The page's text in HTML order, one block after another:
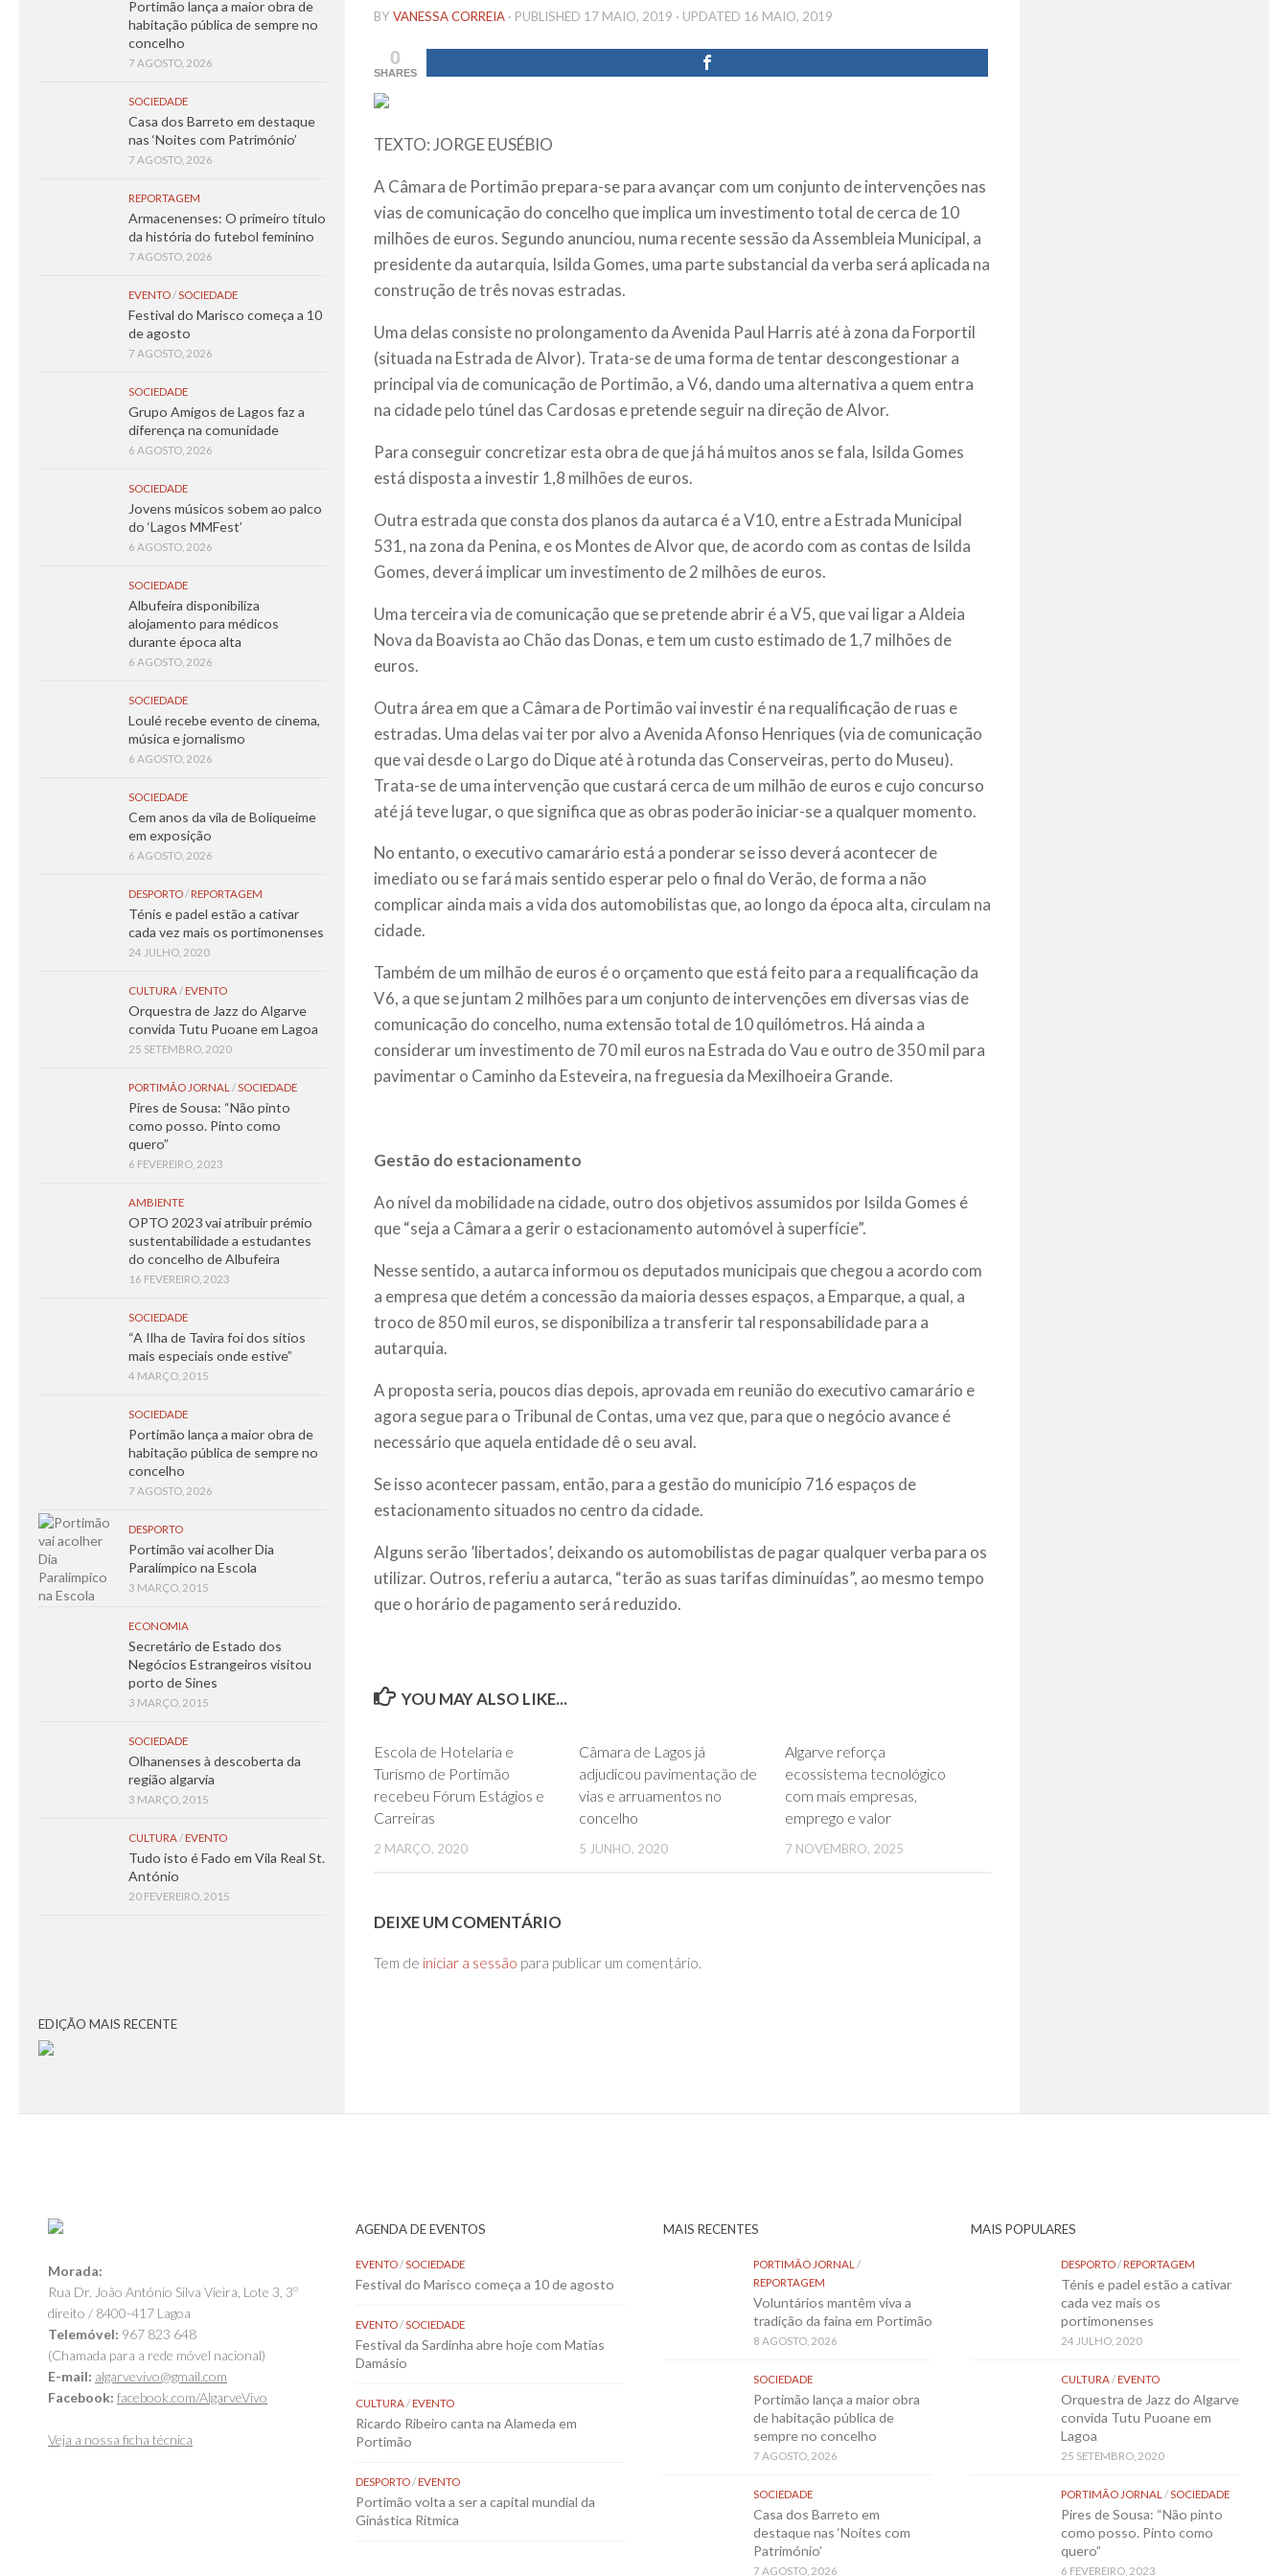
BY VANESSA CORREIA · PUBLISHED 17 MAIO, 2019 · UPDATED 16 MAIO, 2019
0
SHARES
TEXTO: JORGE EUSÉBIO
A Câmara de Portimão prepara-se para avançar com um conjunto de intervenções nas
vias de comunicação do concelho que implica um investimento total de cerca de 10
milhões de euros. Segundo anunciou, numa recente sessão da Assembleia Municipal, a
presidente da autarquia, Isilda Gomes, uma parte substancial da verba será aplicada na
construção de três novas estradas.
Uma delas consiste no prolongamento da Avenida Paul Harris até à zona da Forportil
(situada na Estrada de Alvor). Trata-se de uma forma de tentar descongestionar a
principal via de comunicação de Portimão, a V6, dando uma alternativa a quem entra
na cidade pelo túnel das Cardosas e pretende seguir na direção de Alvor.
Para conseguir concretizar esta obra de que já há muitos anos se fala, Isilda Gomes
está disposta a investir 1,8 milhões de euros.
Outra estrada que consta dos planos da autarca é a V10, entre a Estrada Municipal
531, na zona da Penina, e os Montes de Alvor que, de acordo com as contas de Isilda
Gomes, deverá implicar um investimento de 2 milhões de euros.
Uma terceira via de comunicação que se pretende abrir é a V5, que vai ligar a Aldeia
Nova da Boavista ao Chão das Donas, e tem um custo estimado de 1,7 milhões de
euros.
Outra área em que a Câmara de Portimão vai investir é na requalificação de ruas e
estradas. Uma delas vai ter por alvo a Avenida Afonso Henriques (via de comunicação
que vai desde o Largo do Dique até à rotunda das Conserveiras, perto do Museu).
Trata-se de uma intervenção que custará cerca de um milhão de euros e cujo concurso
até já teve lugar, o que significa que as obras poderão iniciar-se a qualquer momento.
No entanto, o executivo camarário está a ponderar se isso deverá acontecer de
imediato ou se fará mais sentido esperar pelo o final do Verão, de forma a não
complicar ainda mais a vida dos automobilistas que, ao longo da época alta, circulam na
cidade.
Também de um milhão de euros é o orçamento que está feito para a requalificação da
V6, a que se juntam 2 milhões para um conjunto de intervenções em diversas vias de
comunicação do concelho, numa extensão total de 10 quilómetros. Há ainda a
considerar um investimento de 70 mil euros na Estrada do Vau e outro de 350 mil para
pavimentar o Caminho da Esteveira, na freguesia da Mexilhoeira Grande.
Gestão do estacionamento
Ao nível da mobilidade na cidade, outro dos objetivos assumidos por Isilda Gomes é
que “seja a Câmara a gerir o estacionamento automóvel à superfície”.
Nesse sentido, a autarca informou os deputados municipais que chegou a acordo com
a empresa que detém a concessão da maioria desses espaços, a Emparque, a qual, a
troco de 850 mil euros, se disponibiliza a transferir tal responsabilidade para a
autarquia.
A proposta seria, poucos dias depois, aprovada em reunião do executivo camarário e
agora segue para o Tribunal de Contas, uma vez que, para que o negócio avance é
necessário que aquela entidade dê o seu aval.
Se isso acontecer passam, então, para a gestão do município 716 espaços de
estacionamento situados no centro da cidade.
Alguns serão ’libertados’, deixando os automobilistas de pagar qualquer verba para os
utilizar. Outros, referiu a autarca, “terão as suas tarifas diminuídas”, ao mesmo tempo
que o horário de pagamento será reduzido.
YOU MAY ALSO LIKE...
Escola de Hotelaria e
Turismo de Portimão
recebeu Fórum Estágios e
Carreiras
2 MARÇO, 2020
Câmara de Lagos já
adjudicou pavimentação de
vias e arruamentos no
concelho
5 JUNHO, 2020
Algarve reforça
ecossistema tecnológico
com mais empresas,
emprego e valor
7 NOVEMBRO, 2025
DEIXE UM COMENTÁRIO
Tem de iniciar a sessão para publicar um comentário.
Portimão lança a maior obra de
habitação pública de sempre no
concelho
7 AGOSTO, 2026
SOCIEDADE
Casa dos Barreto em destaque
nas ‘Noites com Património’
7 AGOSTO, 2026
REPORTAGEM
Armacenenses: O primeiro título
da história do futebol feminino
7 AGOSTO, 2026
EVENTO/SOCIEDADE
Festival do Marisco começa a 10
de agosto
7 AGOSTO, 2026
SOCIEDADE
Grupo Amigos de Lagos faz a
diferença na comunidade
6 AGOSTO, 2026
SOCIEDADE
Jovens músicos sobem ao palco
do ‘Lagos MMFest’
6 AGOSTO, 2026
SOCIEDADE
Albufeira disponibiliza
alojamento para médicos
durante época alta
6 AGOSTO, 2026
SOCIEDADE
Loulé recebe evento de cinema,
música e jornalismo
6 AGOSTO, 2026
SOCIEDADE
Cem anos da vila de Boliqueime
em exposição
6 AGOSTO, 2026
DESPORTO/ REPORTAGEM
Ténis e padel estão a cativar
cada vez mais os portimonenses
24 JULHO, 2020
CULTURA/ EVENTO
Orquestra de Jazz do Algarve
convida Tutu Puoane em Lagoa
25 SETEMBRO, 2020
PORTIMÃO JORNAL /SOCIEDADE
Pires de Sousa: “Não pinto
como posso. Pinto como
quero”
6 FEVEREIRO, 2023
AMBIENTE
OPTO 2023 vai atribuir prémio
sustentabilidade a estudantes
do concelho de Albufeira
16 FEVEREIRO, 2023
SOCIEDADE
“A Ilha de Tavira foi dos sítios
mais especiais onde estive”
4 MARÇO, 2015
SOCIEDADE
Portimão lança a maior obra de
habitação pública de sempre no
concelho
7 AGOSTO, 2026
DESPORTO
Portimão vai acolher Dia
Paralímpico na Escola
3 MARÇO, 2015
ECONOMIA
Secretário de Estado dos
Negócios Estrangeiros visitou
porto de Sines
3 MARÇO, 2015
SOCIEDADE
Olhanenses à descoberta da
região algarvia
3 MARÇO, 2015
CULTURA/ EVENTO
Tudo isto é Fado em Vila Real St.
António
20 FEVEREIRO, 2015
EDIÇÃO MAIS RECENTE
Morada:
Rua Dr. João António Silva Vieira, Lote 3, 3º
direito / 8400-417 Lagoa
Telemóvel: 967 823 648
(Chamada para a rede móvel nacional)
E-mail: algarvevivo@gmail.com
Facebook: facebook.com/AlgarveVivo
Veja a nossa ficha técnica
AGENDA DE EVENTOS
EVENTO/SOCIEDADE
Festival do Marisco começa a 10 de agosto
EVENTO/SOCIEDADE
Festival da Sardinha abre hoje com Matias
Damásio
CULTURA/EVENTO
Ricardo Ribeiro canta na Alameda em
Portimão
DESPORTO/EVENTO
Portimão volta a ser a capital mundial da
Ginástica Rítmica
MAIS RECENTES
PORTIMÃO JORNAL /
REPORTAGEM
Voluntários mantêm viva a
tradição da faina em Portimão
8 AGOSTO, 2026
SOCIEDADE
Portimão lança a maior obra
de habitação pública de
sempre no concelho
7 AGOSTO, 2026
SOCIEDADE
Casa dos Barreto em
destaque nas ‘Noites com
Património’
7 AGOSTO, 2026
MAIS POPULARES
DESPORTO/REPORTAGEM
Ténis e padel estão a cativar
cada vez mais os
portimonenses
24 JULHO, 2020
CULTURA/EVENTO
Orquestra de Jazz do Algarve
convida Tutu Puoane em
Lagoa
25 SETEMBRO, 2020
PORTIMÃO JORNAL /SOCIEDADE
Pires de Sousa: “Não pinto
como posso. Pinto como
quero”
6 FEVEREIRO, 2023